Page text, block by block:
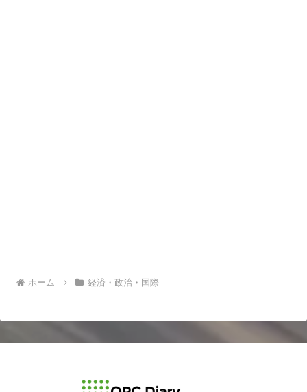
ホーム 経済・政治・国際